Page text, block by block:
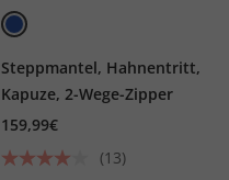
Steppmantel, Hahnentritt,
Kapuze, 2-Wege-Zipper
159,99€
(13)